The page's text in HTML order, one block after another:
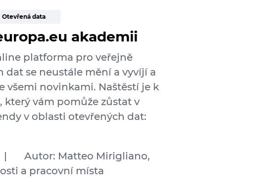
Otevřená data
akademii
platforma pro veřejně
dat se neustále mění a vyvíjí a
všemi novinkami. Naštěstí je k
který vám pomůže zůstat v
v oblasti otevřených dat:
|
Autor: Matteo Mirigliano,
a pracovní místa